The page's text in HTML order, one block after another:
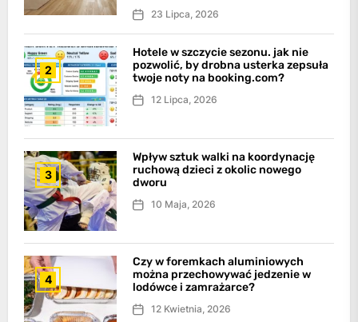
23 Lipca, 2026
2
Hotele w szczycie sezonu. jak nie
pozwolić, by drobna usterka zepsuła
twoje noty na booking.com?
12 Lipca, 2026
3
Wpływ sztuk walki na koordynację
ruchową dzieci z okolic nowego
dworu
10 Maja, 2026
4
Czy w foremkach aluminiowych
można przechowywać jedzenie w
lodówce i zamrażarce?
12 Kwietnia, 2026